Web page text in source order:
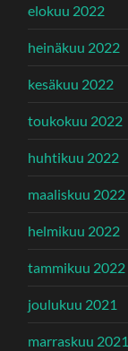
elokuu 2022
heinäkuu 2022
kesäkuu 2022
toukokuu 2022
huhtikuu 2022
maaliskuu 2022
helmikuu 2022
tammikuu 2022
joulukuu 2021
marraskuu 2021